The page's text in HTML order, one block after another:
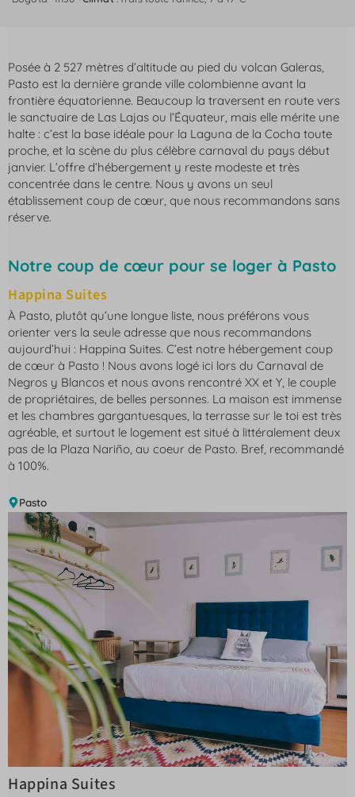
Posée à 2 527 mètres d’altitude au pied du volcan Galeras,
Pasto est la dernière grande ville colombienne avant la
frontière équatorienne. Beaucoup la traversent en route vers
le sanctuaire de Las Lajas ou l’Équateur, mais elle mérite une
halte : c’est la base idéale pour la Laguna de la Cocha toute
proche, et la scène du plus célèbre carnaval du pays début
janvier. L’offre d’hébergement y reste modeste et très
concentrée dans le centre. Nous y avons un seul
établissement coup de cœur, que nous recommandons sans
réserve.
Notre coup de cœur pour se loger à Pasto
Happina Suites
À Pasto, plutôt qu’une longue liste, nous préférons vous
orienter vers la seule adresse que nous recommandons
aujourd’hui : Happina Suites. C’est notre hébergement coup
de cœur à Pasto ! Nous avons logé ici lors du Carnaval de
Negros y Blancos et nous avons rencontré XX et Y, le couple
de propriétaires, de belles personnes. La maison est immense
et les chambres gargantuesques, la terrasse sur le toi est très
agréable, et surtout le logement est situé à littéralement deux
pas de la Plaza Nariño, au coeur de Pasto. Bref, recommandé
à 100%.
Pasto
Happina Suites